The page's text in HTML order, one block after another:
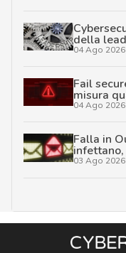
della
04 Ago 2026
Fail
misura
04 Ago 2026
Falla in
infettano,
03 Ago 2026